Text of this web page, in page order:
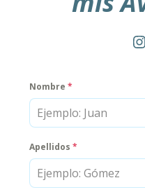
Nombre *
Apellidos *